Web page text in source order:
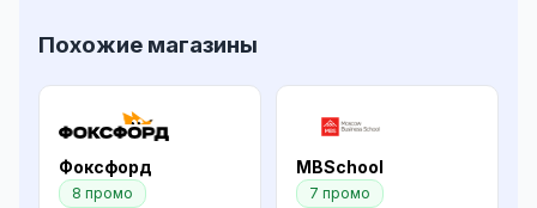
Похожие магазины
Фоксфорд
8 промо
MBSchool
7 промо